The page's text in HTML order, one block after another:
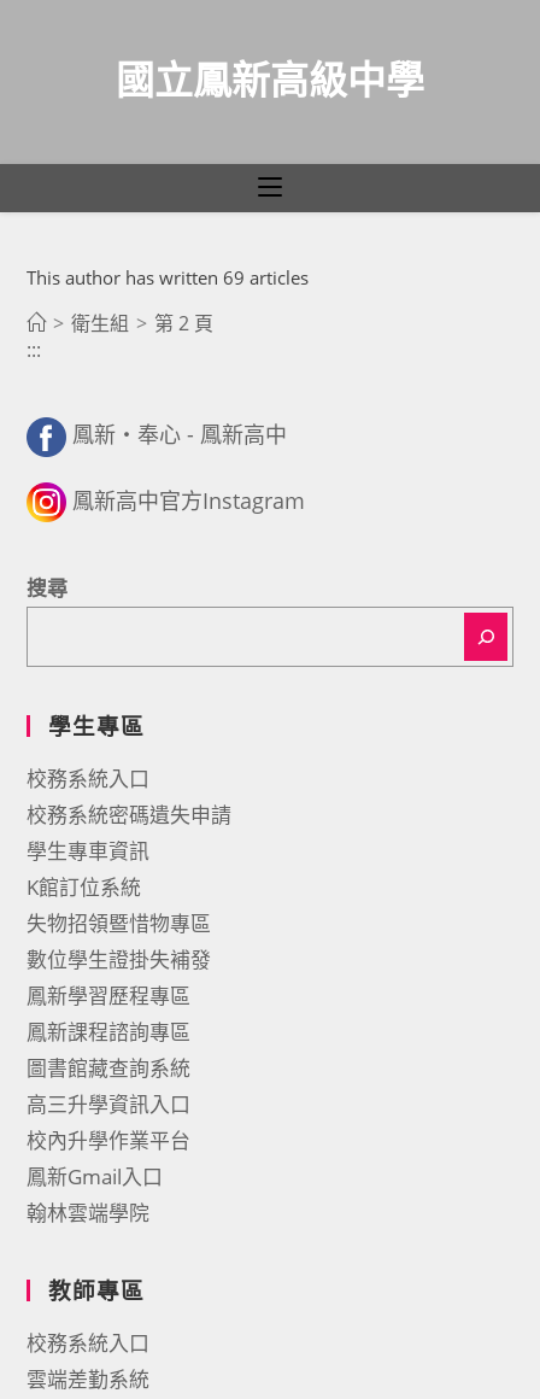
國立鳳新高級中學
This author has written 69 articles
> 衛生組 > 第 2 頁
:::
鳳新・奉心 - 鳳新高中
鳳新高中官方Instagram
搜尋
學生專區
校務系統入口
校務系統密碼遺失申請
學生專車資訊
K館訂位系統
失物招領暨惜物專區
數位學生證掛失補發
鳳新學習歷程專區
鳳新課程諮詢專區
圖書館藏查詢系統
高三升學資訊入口
校內升學作業平台
鳳新Gmail入口
翰林雲端學院
教師專區
校務系統入口
雲端差勤系統